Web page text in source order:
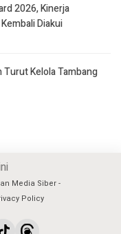
2026, Kinerja
Diakui
Turut Kelola Tambang
Media Siber
Policy